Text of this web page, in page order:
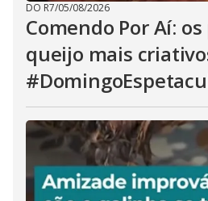
DO R7/05/08/2026
Comendo Por Aí:
queijo mais